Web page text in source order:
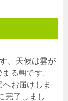
。天候は雲が
る朝です。
お届けしま
完了しまし